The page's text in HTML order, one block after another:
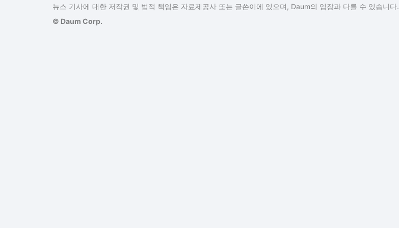
뉴스 기사에 대한 저작권 및 법적 책임은 자료제공사 또는 글쓴이에 있으며, Daum의 입장과 다를 수 있습니다.
© Daum Corp.